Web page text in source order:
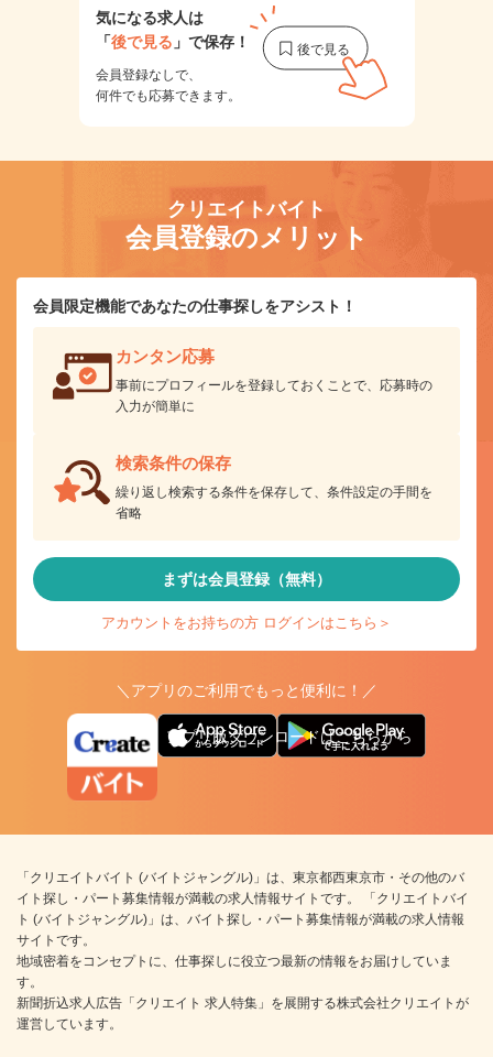
気になる求人は
「後で見る 」で保存！
会員登録なしで、
何件でも応募できます。
クリエイトバイト
会員登録のメリット
会員限定機能であなたの仕事探しをアシスト！
カンタン応募
事前にプロフィールを登録しておくことで、応募時の
入力が簡単に
検索条件の保存
繰り返し検索する条件を保存して、条件設定の手間を
省略
まずは会員登録（無料）
アカウントをお持ちの方 ログインはこちら＞
＼アプリのご利用でもっと便利に！／
アプリ版ダウンロードはこちらから
「クリエイトバイト (バイトジャングル)」は、東京都西東京市・その他のバ
イト探し・パート募集情報が満載の求人情報サイトです。 「クリエイトバイ
ト (バイトジャングル)」は、バイト探し・パート募集情報が満載の求人情報
サイトです。
地域密着をコンセプトに、仕事探しに役立つ最新の情報をお届けしていま
す。
新聞折込求人広告「クリエイト 求人特集」を展開する株式会社クリエイトが
運営しています。